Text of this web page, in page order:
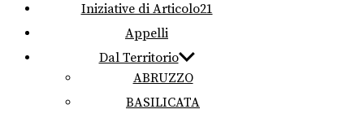
Iniziative di Articolo21
Appelli
Dal Territorio
ABRUZZO
BASILICATA